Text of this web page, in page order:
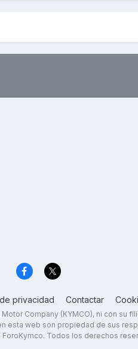
privacidad Contactar
Company (KYMCO), ni con su
esta web son propiedad de sus
Todos los derechos